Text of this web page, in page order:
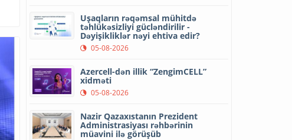
Uşaqların rəqəmsal mühitdə
təhlükəsizliyi gücləndirilir -
Dəyişikliklər nəyi ehtiva edir?
05-08-2026
Azercell-dən illik “ZengimCELL”
xidməti
05-08-2026
Nazir Qazaxıstanın Prezident
Administrasiyası rəhbərinin
müavini ilə görüşüb